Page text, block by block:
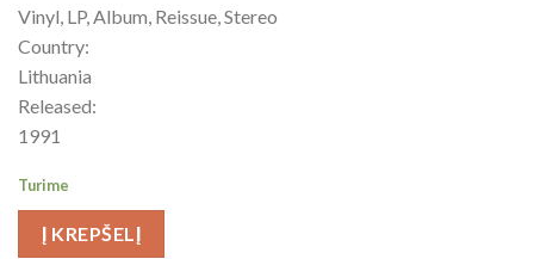
Vinyl, LP, Album, Reissue, Stereo
Country:
Lithuania
Released:
1991
Turime
Į KREPŠELĮ